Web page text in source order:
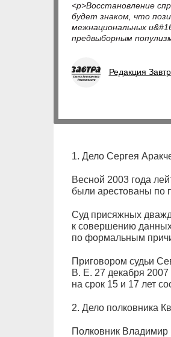
<p>Восстановление
будет знаком, что
межнациональных
предвыборным
Редакция
1. Дело Сергея
Весной 2003 года
были арестованы по
Суд присяжных
к совершению
по формальным
Приговором судьи
В. Е. 27 декабря
на срок 15 и 17 лет
2. Дело полковника
Полковник Владимир